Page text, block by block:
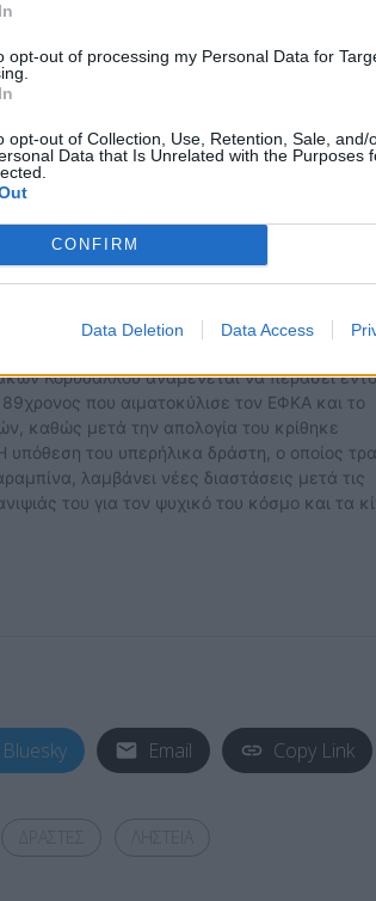
opt-out of processing my Personal Data for
opt-out of Collection, Use, Retention, Sale, and/
Data that Is Unrelated with the Purposes
CONFIRM
Data Deletion Data Access
έρευνες, εξετάζοντας υλικό
να χαρτογραφήσουν τη διαφυγή
Bluesky Email Copy Link